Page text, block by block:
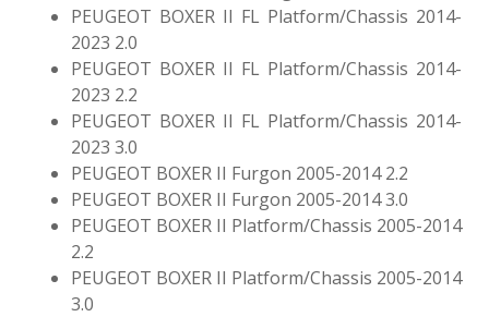
PEUGEOT BOXER II FL Platform/Chassis 2014-
2023 2.0
PEUGEOT BOXER II FL Platform/Chassis 2014-
2023 2.2
PEUGEOT BOXER II FL Platform/Chassis 2014-
2023 3.0
PEUGEOT BOXER II Furgon 2005-2014 2.2
PEUGEOT BOXER II Furgon 2005-2014 3.0
PEUGEOT BOXER II Platform/Chassis 2005-2014
2.2
PEUGEOT BOXER II Platform/Chassis 2005-2014
3.0